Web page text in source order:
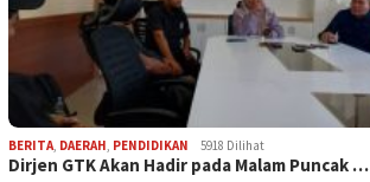
BERITA, DAERAH, PENDIDIKAN 5918 Dilihat
Dirjen GTK Akan Hadir pada Malam Puncak …